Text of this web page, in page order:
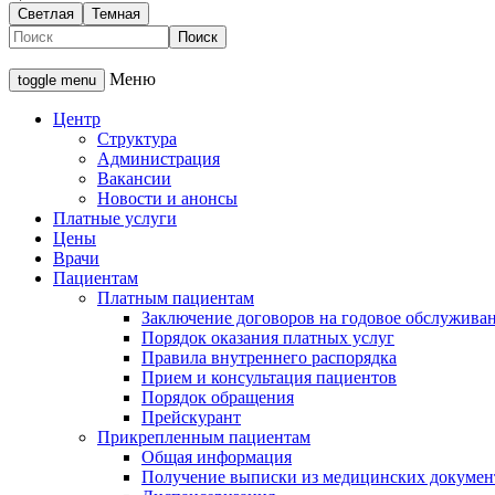
Светлая Темная
toggle menu Меню
Центр
Структура
Администрация
Вакансии
Новости и анонсы
Платные услуги
Цены
Врачи
Пациентам
Платным пациентам
Заключение договоров на годовое
Порядок оказания платных услуг
Правила внутреннего распорядка
Прием и консультация пациентов
Порядок обращения
Прейскурант
Прикрепленным пациентам
Общая информация
Получение выписки из медицинских